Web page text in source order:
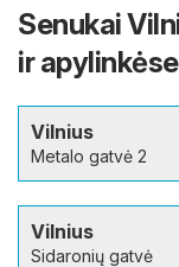
Senukai
ir apylinkėse
Vilnius
Metalo gatvė 2
Vilnius
Sidaronių gatvė